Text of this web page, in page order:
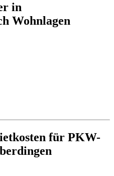
in
Wohnlagen
für PKW-